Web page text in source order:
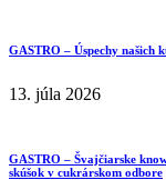
GASTRO – Úspechy našich
13. júla 2026
GASTRO – Švajčiarske
skúšok v cukrárskom odbore